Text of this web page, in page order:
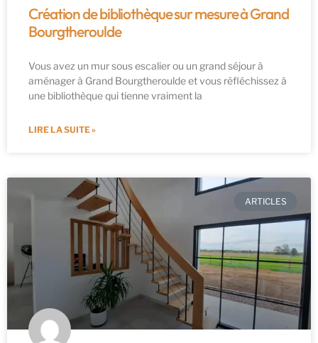
Création de bibliothèque sur mesure à Grand
Bourgtheroulde
Vous avez un mur sous escalier ou un grand séjour à
aménager à Grand Bourgtheroulde et vous réfléchissez à
une bibliothèque qui tienne vraiment la
LIRE LA SUITE »
ARTICLES